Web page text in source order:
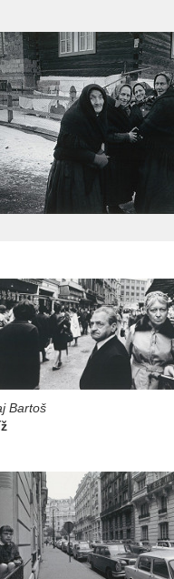
pripravujúcich
●Juraj Bartoš.
Bartoš